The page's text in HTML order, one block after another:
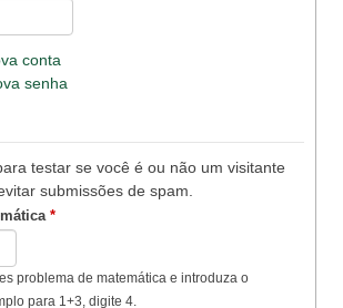
conta
senha
testar se você é ou não um visitante
submissões de spam.
*
problema de matemática e introduza o
para 1+3, digite 4.